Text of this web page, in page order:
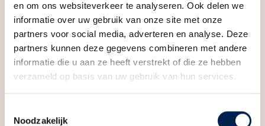
en om ons websiteverkeer te analyseren. Ook delen we
informatie over uw gebruik van onze site met onze
partners voor social media, adverteren en analyse. Deze
partners kunnen deze gegevens combineren met andere
informatie die u aan ze heeft verstrekt of die ze hebben
verzameld op basis van uw gebruik van hun services.
Noodzakelijk
– Bankgarantie: € 300
In totaal kom je dan uit op ongeveer € 18.550 aan
kosten koper. Dit bedrag komt bovenop de
aankoopprijs van de woning.